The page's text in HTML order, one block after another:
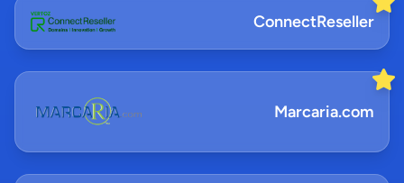
ConnectReseller
Marcaria.com